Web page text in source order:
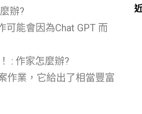
辦?
能會因為Chat GPT 而
: 作家怎麼辦?
作業，它給出了相當豐富